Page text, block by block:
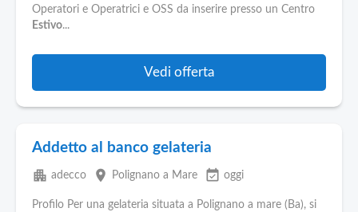
Operatori e Operatrici e OSS da inserire presso un Centro
Estivo...
Vedi offerta
Addetto al banco gelateria
apartment adecco place Polignano a Mare event_available oggi
Profilo Per una gelateria situata a Polignano a mare (Ba), si